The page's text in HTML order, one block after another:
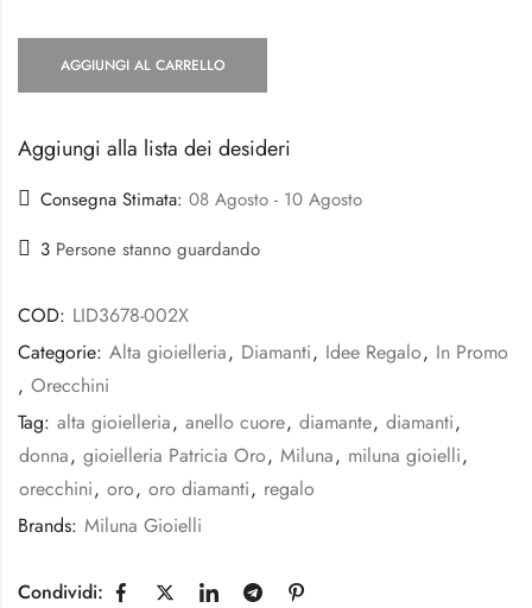
AGGIUNGI AL CARRELLO
Aggiungi alla lista dei desideri
Consegna Stimata: 08 Agosto - 10 Agosto
3 Persone stanno guardando
COD: LID3678-002X
Categorie: Alta gioielleria, Diamanti, Idee Regalo, In Promo
, Orecchini
Tag: alta gioielleria, anello cuore, diamante, diamanti,
donna, gioielleria Patricia Oro, Miluna, miluna gioielli,
orecchini, oro, oro diamanti, regalo
Brands: Miluna Gioielli
Condividi: